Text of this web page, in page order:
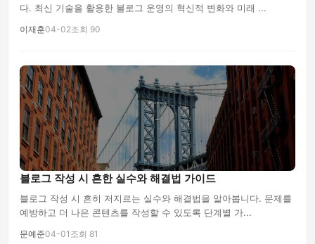
다. 최신 기술을 활용한 블로그 운영의 혁신적 변화와 미래 ...
이재훈04-02조회 90
블로그 작성 시 흔한 실수와 해결법 가이드
블로그 작성 시 흔히 저지르는 실수와 해결법을 알아봅니다. 문제를
예방하고 더 나은 콘텐츠를 작성할 수 있도록 단계별 가...
문예준04-01 조회 81